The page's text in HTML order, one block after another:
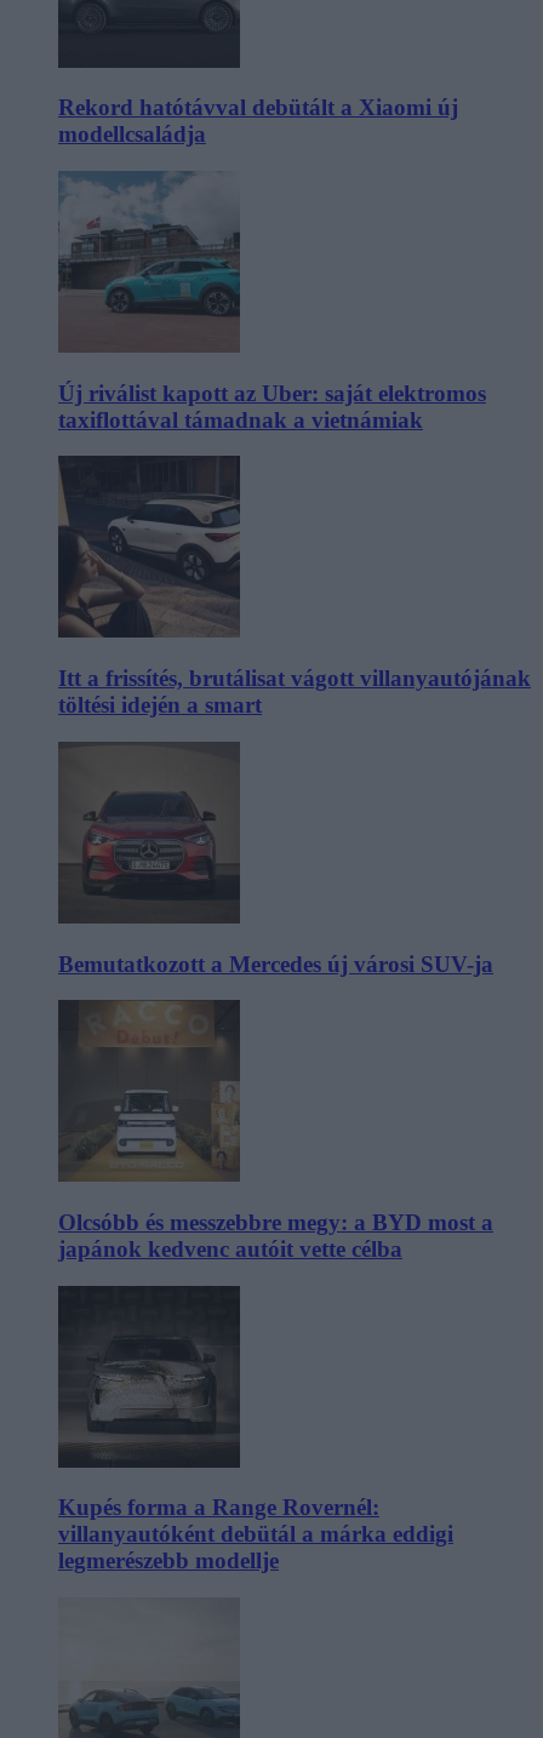
Rekord hatótávval debütált a Xiaomi új
modellcsaládja
Új riválist kapott az Uber: saját elektromos
taxiflottával támadnak a vietnámiak
Itt a frissítés, brutálisat vágott villanyautójának
töltési idején a smart
Bemutatkozott a Mercedes új városi SUV-ja
Olcsóbb és messzebbre megy: a BYD most a
japánok kedvenc autóit vette célba
Kupés forma a Range Rovernél:
villanyautóként debütál a márka eddigi
legmerészebb modellje